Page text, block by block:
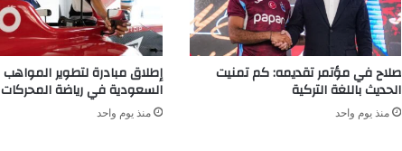
صلاح في مؤتمر تقديمه: كم تمنيت
الحديث باللغة التركية
منذ يوم واحد
إطلاق مبادرة لتطوير المواهب
السعودية في رياضة المحركات
منذ يوم واحد